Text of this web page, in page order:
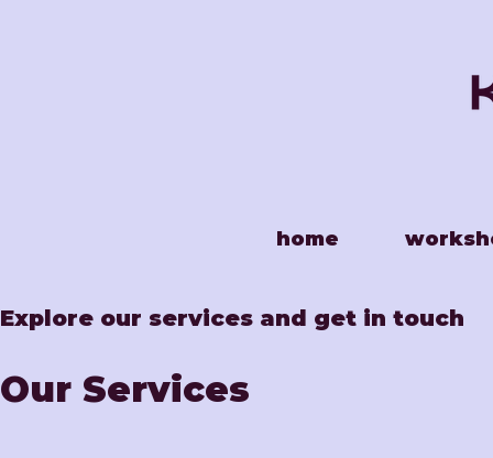
home
Explore our services and get in touch
Our Services